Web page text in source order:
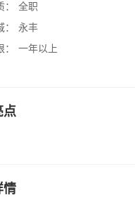
全职
永丰
一年以上
点
情